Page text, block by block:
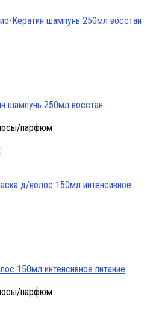
шампунь 250мл восстан
парфюм
150мл интенсивное питание
парфюм